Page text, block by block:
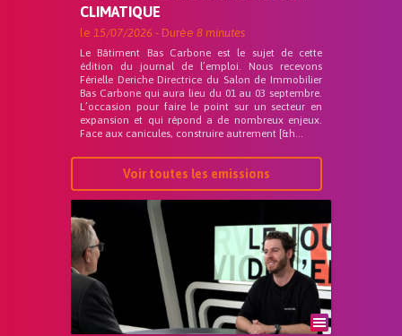
CLIMATIQUE
le 15/07/2026 - Durée 8 minutes
Le Bâtiment Bas Carbone est le sujet de cette
édition du journal de l’emploi. Nous recevons
Férielle Deriche Directrice du Salon de Immobilier
Bas Carbone qui aura lieu du 01 au 03 septembre.
L’occasion pour faire le point sur un secteur en
expansion et qui répond a de nombreux enjeux.
Face aux canicules, construire autrement [&h...
Voir toutes les emissions